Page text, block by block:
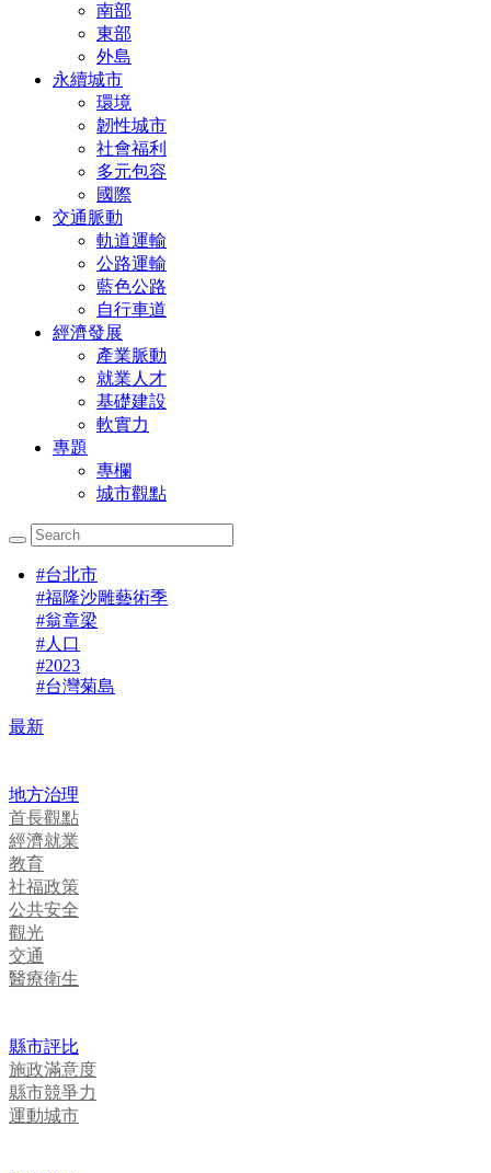
南部
東部
外島
永續城市
環境
韌性城市
社會福利
多元包容
國際
交通脈動
軌道運輸
公路運輸
藍色公路
自行車道
經濟發展
產業脈動
就業人才
基礎建設
軟實力
專題
專欄
城市觀點
#台北市
#福隆沙雕藝術季
#翁章梁
#人口
#2023
#台灣菊島
最新
地方治理
首長觀點
經濟就業
教育
社福政策
公共安全
觀光
交通
醫療衛生
縣市評比
施政滿意度
縣市競爭力
運動城市